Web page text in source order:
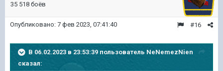
35 518 боёв
#16
Опубликовано: 7 фев 2023, 07:41:40
В 06.02.2023 в 23:53:39 пользователь NeNemezNien
сказал: